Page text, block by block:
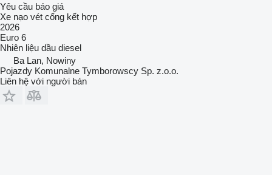
Yêu cầu báo giá
Xe nạo vét cống kết hợp
2026
Euro 6
Nhiên liệu dầu diesel
Ba Lan, Nowiny
Pojazdy Komunalne Tymborowscy Sp. z.o.o.
Liên hệ với người bán